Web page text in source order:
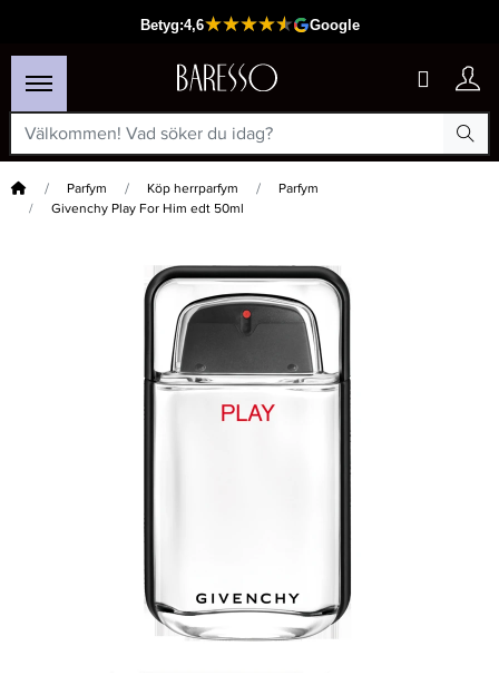
Hem Parfym Köp herrparfym
Parfym
Givenchy Play For Him edt 50ml
Dolce & Gabbana Light Blue Eau Intense Pour Homme Edp 100ml
LÄGG I VARUKORGEN